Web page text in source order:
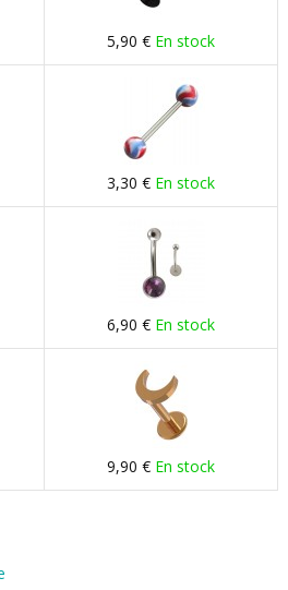
5,90 € En stock
3,30 € En stock
6,90 € En stock
9,90 € En stock